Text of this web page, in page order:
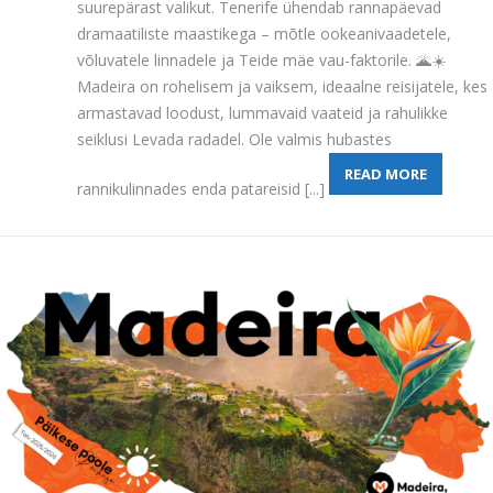
suurepärast valikut. Tenerife ühendab rannapäevad
dramaatiliste maastikega – mõtle ookeanivaadetele,
võluvatele linnadele ja Teide mäe vau-faktorile. 🌋☀️
Madeira on rohelisem ja vaiksem, ideaalne reisijatele, kes
armastavad loodust, lummavaid vaateid ja rahulikke
seiklusi Levada radadel. Ole valmis hubastes
rannikulinnades enda patareisid [...]
READ MORE